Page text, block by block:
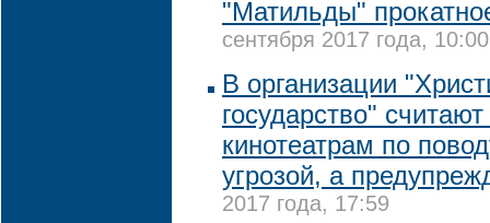
"Матильды"
сентября 2017 года, 10:00
В организации
государство"
кинотеатрам по
угрозой, а
2017 года, 17:59